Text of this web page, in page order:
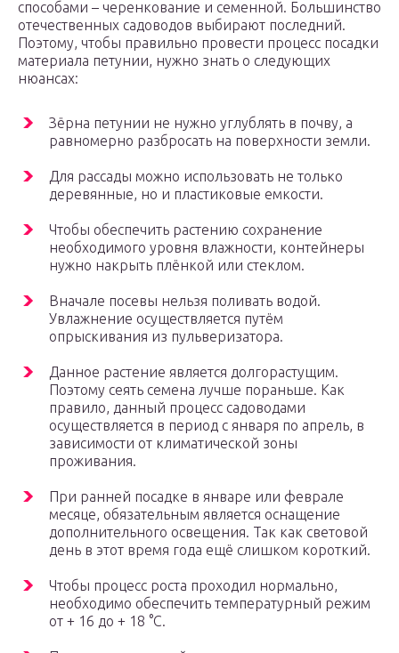
способами – черенкование и семенной. Большинство
отечественных садоводов выбирают последний.
Поэтому, чтобы правильно провести процесс посадки
материала петунии, нужно знать о следующих
нюансах:
Зёрна петунии не нужно углублять в почву, а
равномерно разбросать на поверхности земли.
Для рассады можно использовать не только
деревянные, но и пластиковые емкости.
Чтобы обеспечить растению сохранение
необходимого уровня влажности, контейнеры
нужно накрыть плёнкой или стеклом.
Вначале посевы нельзя поливать водой.
Увлажнение осуществляется путём
опрыскивания из пульверизатора.
Данное растение является долгорастущим.
Поэтому сеять семена лучше пораньше. Как
правило, данный процесс садоводами
осуществляется в период с января по апрель, в
зависимости от климатической зоны
проживания.
При ранней посадке в январе или феврале
месяце, обязательным является оснащение
дополнительного освещения. Так как световой
день в этот время года ещё слишком короткий.
Чтобы процесс роста проходил нормально,
необходимо обеспечить температурный режим
от + 16 до + 18 °С.